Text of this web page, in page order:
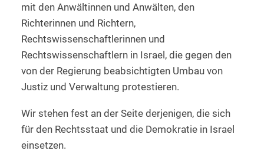
mit den Anwältinnen und Anwälten, den
Richterinnen und Richtern,
Rechtswissenschaftlerinnen und
Rechtswissenschaftlern in Israel, die gegen den
von der Regierung beabsichtigten Umbau von
Justiz und Verwaltung protestieren.
Wir stehen fest an der Seite derjenigen, die sich
für den Rechtsstaat und die Demokratie in Israel
einsetzen.